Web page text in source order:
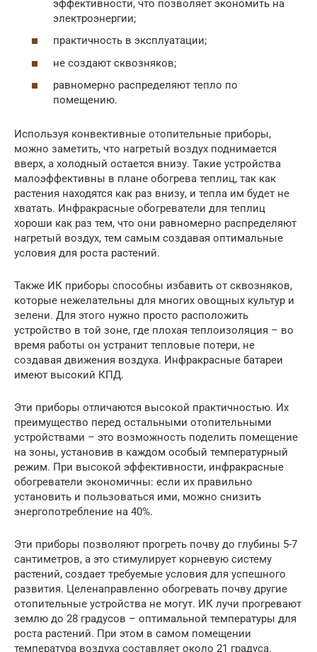
эффективности, что позволяет экономить на
электроэнергии;
практичность в эксплуатации;
не создают сквозняков;
равномерно распределяют тепло по
помещению.
Используя конвективные отопительные приборы,
можно заметить, что нагретый воздух поднимается
вверх, а холодный остается внизу. Такие устройства
малоэффективны в плане обогрева теплиц, так как
растения находятся как раз внизу, и тепла им будет не
хватать. Инфракрасные обогреватели для теплиц
хороши как раз тем, что они равномерно распределяют
нагретый воздух, тем самым создавая оптимальные
условия для роста растений.
Также ИК приборы способны избавить от сквозняков,
которые нежелательны для многих овощных культур и
зелени. Для этого нужно просто расположить
устройство в той зоне, где плохая теплоизоляция – во
время работы он устранит тепловые потери, не
создавая движения воздуха. Инфракрасные батареи
имеют высокий КПД.
Эти приборы отличаются высокой практичностью. Их
преимущество перед остальными отопительными
устройствами – это возможность поделить помещение
на зоны, установив в каждом особый температурный
режим. При высокой эффективности, инфракрасные
обогреватели экономичны: если их правильно
установить и пользоваться ими, можно снизить
энергопотребление на 40%.
Эти приборы позволяют прогреть почву до глубины 5-7
сантиметров, а это стимулирует корневую систему
растений, создает требуемые условия для успешного
развития. Целенаправленно обогревать почву другие
отопительные устройства не могут. ИК лучи прогревают
землю до 28 градусов – оптимальной температуры для
роста растений. При этом в самом помещении
температура воздуха составляет около 21 градуса.